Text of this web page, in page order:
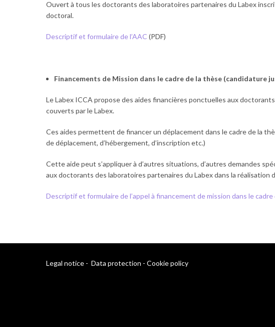
Ouvert à tous les doctorants des laboratoires partenaires du Labex
doctoral.
Descriptif et formulaire de l’AAC (PDF)
Financements de Mission dans le cadre de la thèse (candidature
Le Labex ICCA propose des aides financières ponctuelles aux
couverts par le Labex.
Ces aides permettent de financer un déplacement dans le cadre de la
de déplacement, d’hébergement, d’inscription etc.)
Cette aide peut s’appliquer à d’autres situations, d’autres demandes
aux doctorants des laboratoires partenaires du Labex dans la réalisation
Descriptif et formulaire de l’appel à financement de mission dans le
Legal notice - Data protection - Cookie policy